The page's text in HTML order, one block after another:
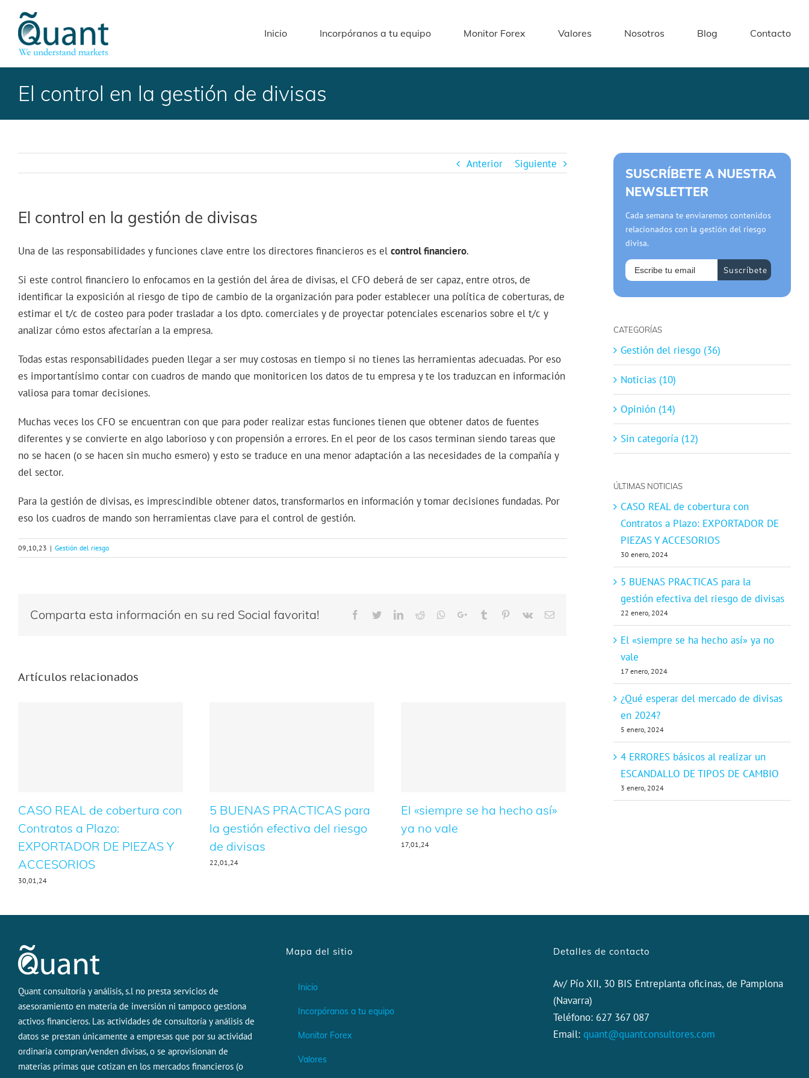
content
Inicio Incorpóranos a tu equipo Monitor Forex Valores Nosotros Blog Contacto
El control en la gestión de divisas
Anterior Siguiente
El control en la gestión de divisas
Una de las responsabilidades y funciones clave entre los directores financieros es el control financiero.
Si este control financiero lo enfocamos en la gestión del área de divisas, el CFO deberá de ser capaz, entre otros, de
identificar la exposición al riesgo de tipo de cambio de la organización para poder establecer una política de coberturas, de
estimar el t/c de costeo para poder trasladar a los dpto. comerciales y de proyectar potenciales escenarios sobre el t/c y
analizar cómo estos afectarían a la empresa.
Todas estas responsabilidades pueden llegar a ser muy costosas en tiempo si no tienes las herramientas adecuadas. Por eso
es importantísimo contar con cuadros de mando que monitoricen los datos de tu empresa y te los traduzcan en información
valiosa para tomar decisiones.
Muchas veces los CFO se encuentran con que para poder realizar estas funciones tienen que obtener datos de fuentes
diferentes y se convierte en algo laborioso y con propensión a errores. En el peor de los casos terminan siendo tareas que
no se hacen (o se hacen sin mucho esmero) y esto se traduce en una menor adaptación a las necesidades de la compañía y
del sector.
Para la gestión de divisas, es imprescindible obtener datos, transformarlos en información y tomar decisiones fundadas. Por
eso los cuadros de mando son herramientas clave para el control de gestión.
09,10,23 | Gestión del riesgo
Comparta esta información en su red Social favorita! Facebook
TwitterLinkedIn
Reddit Whatsapp
Google+Tumblr Pinterest
Vk Email
Artículos relacionados
CASO REAL de cobertura con
Contratos a Plazo:
EXPORTADOR DE PIEZAS Y
ACCESORIOS
30,01,24
5 BUENAS PRACTICAS para
la gestión efectiva del riesgo
de divisas
22,01,24
El «siempre se ha hecho así»
ya no vale
17,01,24
SUSCRÍBETE A NUESTRA
NEWSLETTER
Cada semana te enviaremos contenidos
relacionados con la gestión del riesgo
divisa.
CATEGORÍAS
Gestión del riesgo (36)
Noticias (10)
Opinión (14)
Sin categoría (12)
ÚLTIMAS NOTICIAS
CASO REAL de cobertura con
Contratos a Plazo: EXPORTADOR DE
PIEZAS Y ACCESORIOS
30 enero, 2024
5 BUENAS PRACTICAS para la
gestión efectiva del riesgo de divisas
22 enero, 2024
El «siempre se ha hecho así» ya no
vale
17 enero, 2024
¿Qué esperar del mercado de divisas
en 2024?
5 enero, 2024
4 ERRORES básicos al realizar un
ESCANDALLO DE TIPOS DE CAMBIO
3 enero, 2024
Quant consultoría y análisis, s.l no presta servicios de
asesoramiento en materia de inversión ni tampoco gestiona
activos financieros. Las actividades de consultoría y análisis de
datos se prestan únicamente a empresas que por su actividad
ordinaria compran/venden divisas, o se aprovisionan de
materias primas que cotizan en los mercados financieros (o
Mapa del sitio
Inicio
Incorpóranos a tu equipo
Monitor Forex
Valores
Detalles de contacto
Av/ Pío XII, 30 BIS Entreplanta oficinas, de Pamplona
(Navarra)
Teléfono: 627 367 087
Email: quant@quantconsultores.com